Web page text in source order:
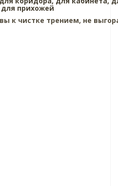
для прихожей
к чистке трением, не